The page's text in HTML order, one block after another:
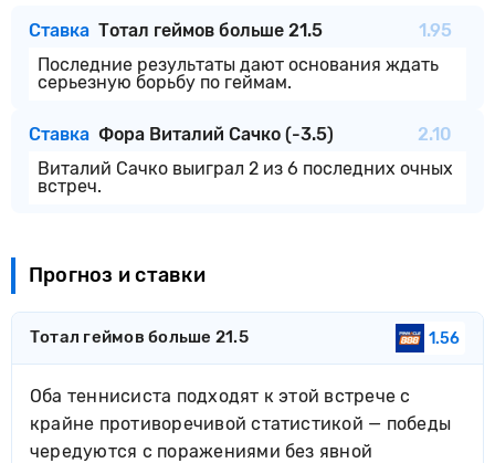
Ставка Тотал геймов больше 21.5
1.95
Последние результаты дают основания ждать
серьезную борьбу по геймам.
Ставка Фора Виталий Сачко (-3.5)
2.10
Виталий Сачко выиграл 2 из 6 последних очных
встреч.
Прогноз и ставки
Тотал геймов больше 21.5 1.56
Оба теннисиста подходят к этой встрече с
крайне противоречивой статистикой — победы
чередуются с поражениями без явной